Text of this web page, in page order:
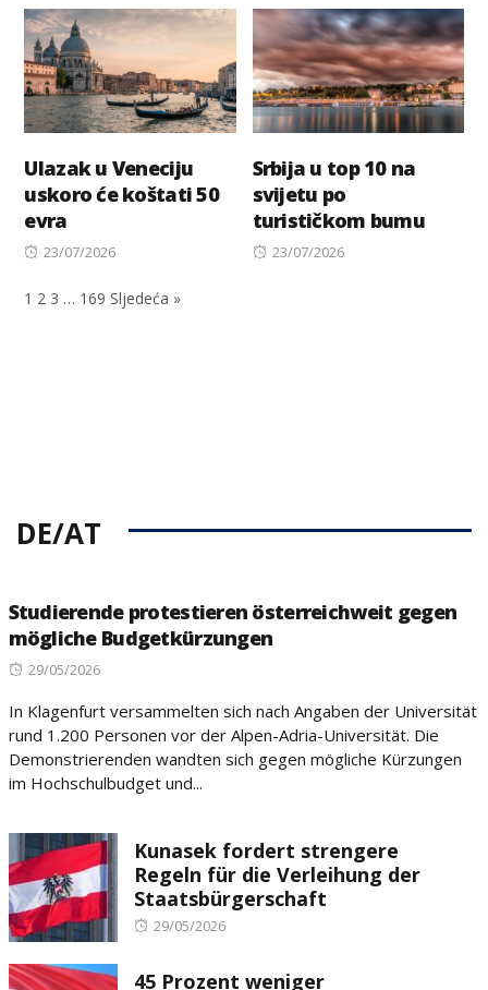
Ulazak u Veneciju
uskoro će koštati 50
evra
Posted
23/07/2026
Srbija u top 10 na
svijetu po
turističkom bumu
Posted
23/07/2026
1 2 3 … 169 Sljedeća »
DE/AT
Studierende protestieren österreichweit gegen
mögliche Budgetkürzungen
Posted
29/05/2026
In Klagenfurt versammelten sich nach Angaben der Universität
rund 1.200 Personen vor der Alpen-Adria-Universität. Die
Demonstrierenden wandten sich gegen mögliche Kürzungen
im Hochschulbudget und...
Kunasek fordert strengere
Regeln für die Verleihung der
Staatsbürgerschaft
Posted
29/05/2026
45 Prozent weniger